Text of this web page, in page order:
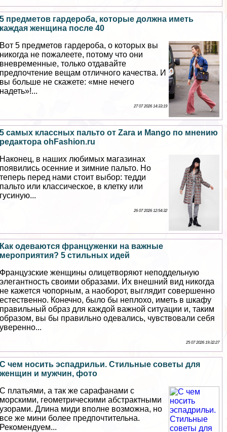
5 предметов гардероба, которые должна иметь
каждая женщина после 40
Вот 5 предметов гардероба, о которых вы
никогда не пожалеете, потому что они
вневременные, только отдавайте
предпочтение вещам отличного качества. И
вы больше не скажете: «мне нечего
надеть»!...
27 07 2026 14:33:19
5 самых классных пальто от Zara и Mango по мнению
редактора ohFashion.ru
Наконец, в наших любимых магазинах
появились осенние и зимние пальто. Но
теперь перед нами стоит выбор: тедди
пальто или классическое, в клетку или
гусиную...
26 07 2026 12:54:32
Как одеваются француженки на важные
мероприятия? 5 стильных идей
Французские женщины олицетворяют неподдельную
элегантность своими образами. Их внешний вид никогда
не кажется чопopным, а наоборот, выглядит совершенно
естественно. Конечно, было бы неплохо, иметь в шкафу
правильный образ для каждой важной ситуации и, таким
образом, вы бы правильно одевались, чувствовали себя
уверенно...
25 07 2026 19:32:27
С чем носить эспадрильи. Стильные советы для
женщин и мужчин, фото
С платьями, а так же сарафанами с
морскими, геометрическими абстpaктными
узорами. Длина миди вполне возможна, но
все же мини более предпочтительна.
Рекомендуем...